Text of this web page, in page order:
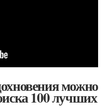
можно
100 лучших